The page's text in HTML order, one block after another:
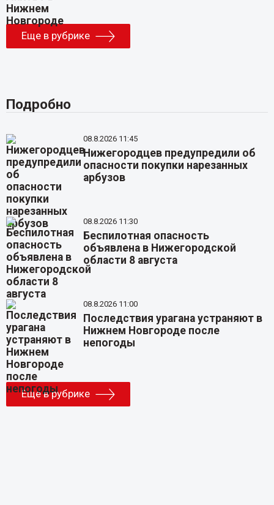
Еще в рубрике
Подробно
08.8.2026 11:45
Нижегородцев предупредили об
опасности покупки нарезанных
арбузов
08.8.2026 11:30
Беспилотная опасность
объявлена в Нижегородской
области 8 августа
08.8.2026 11:00
Последствия урагана устраняют в
Нижнем Новгороде после
непогоды
Еще в рубрике